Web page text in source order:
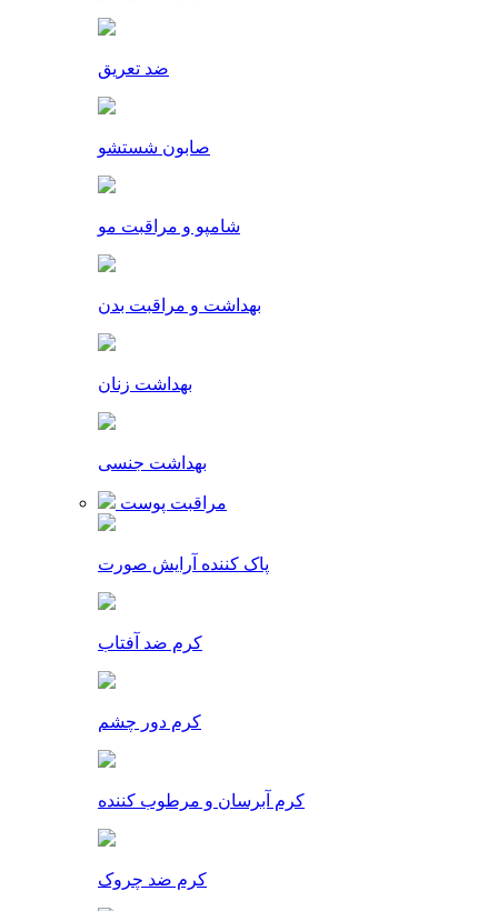
ضد تعریق
صابون شستشو
شامپو و مراقبت مو
بهداشت و مراقبت بدن
بهداشت زنان
بهداشت جنسی
مراقبت پوست
پاک کننده آرایش صورت
کرم ضد آفتاب
کرم دور چشم
کرم آبرسان و مرطوب کننده
کرم ضد چروک